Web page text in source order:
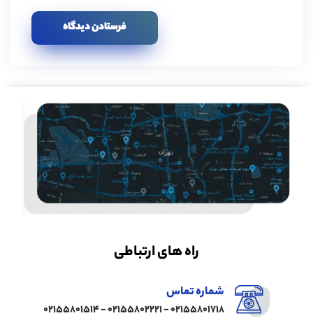
راه های ارتباطی
شماره تماس
02155801718 - 02155802221 - 02155801514